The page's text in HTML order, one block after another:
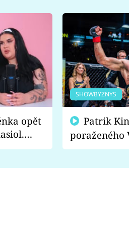
opět
a
SHOWBYZNYS
poraženého
fanoušci